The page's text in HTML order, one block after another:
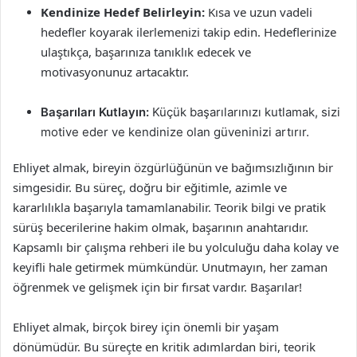
Kendinize Hedef Belirleyin: Kısa ve uzun vadeli
hedefler koyarak ilerlemenizi takip edin. Hedeflerinize
ulaştıkça, başarınıza tanıklık edecek ve
motivasyonunuz artacaktır.
Başarıları Kutlayın: Küçük başarılarınızı kutlamak, sizi
motive eder ve kendinize olan güveninizi artırır.
Ehliyet almak, bireyin özgürlüğünün ve bağımsızlığının bir
simgesidir. Bu süreç, doğru bir eğitimle, azimle ve
kararlılıkla başarıyla tamamlanabilir. Teorik bilgi ve pratik
sürüş becerilerine hakim olmak, başarının anahtarıdır.
Kapsamlı bir çalışma rehberi ile bu yolculuğu daha kolay ve
keyifli hale getirmek mümkündür. Unutmayın, her zaman
öğrenmek ve gelişmek için bir fırsat vardır. Başarılar!
Ehliyet almak, birçok birey için önemli bir yaşam
dönümüdür. Bu süreçte en kritik adımlardan biri, teorik